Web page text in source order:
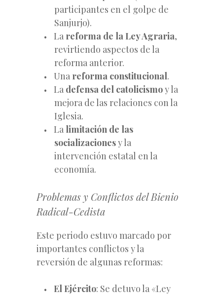
participantes en el golpe de
Sanjurjo).
La reforma de la Ley Agraria,
revirtiendo aspectos de la
reforma anterior.
Una reforma constitucional.
La defensa del catolicismoy la
mejora de las relaciones con la
Iglesia.
La limitación de las
socializacionesy la
intervención estatal en la
economía.
Problemas y Conflictos del Bienio
Radical-Cedista
Este periodo estuvo marcado por
importantes conflictos y la
reversión de algunas reformas:
El Ejército: Se detuvo la «Ley